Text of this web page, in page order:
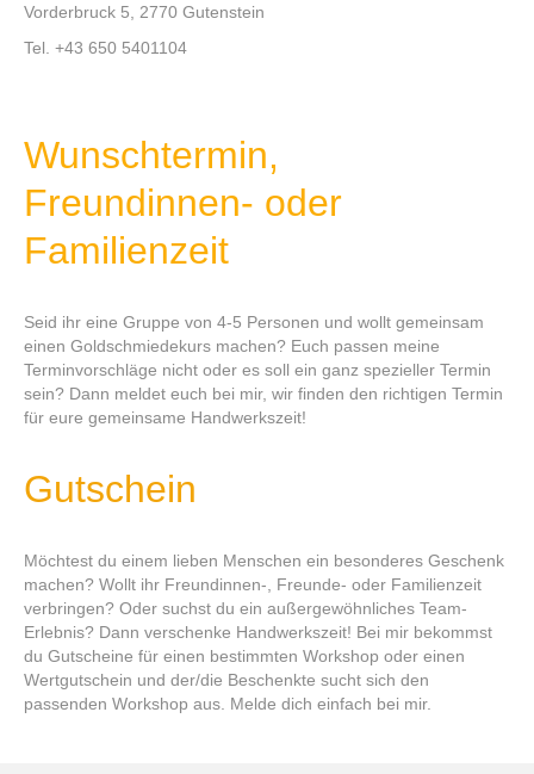
Vorderbruck 5, 2770 Gutenstein
Tel. +43 650 5401104
Wunschtermin,
Freundinnen- oder
Familienzeit
Seid ihr eine Gruppe von 4-5 Personen und wollt gemeinsam
einen Goldschmiedekurs machen? Euch passen meine
Terminvorschläge nicht oder es soll ein ganz spezieller Termin
sein? Dann meldet euch bei mir, wir finden den richtigen Termin
für eure gemeinsame Handwerkszeit!
Gutschein
Möchtest du einem lieben Menschen ein besonderes Geschenk
machen? Wollt ihr Freundinnen-, Freunde- oder Familienzeit
verbringen? Oder suchst du ein außergewöhnliches Team-
Erlebnis? Dann verschenke Handwerkszeit! Bei mir bekommst
du Gutscheine für einen bestimmten Workshop oder einen
Wertgutschein und der/die Beschenkte sucht sich den
passenden Workshop aus. Melde dich einfach bei mir.